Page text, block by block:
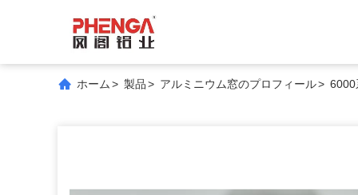
ホーム > 製品> アルミニウム窓のプロフィール> 6000